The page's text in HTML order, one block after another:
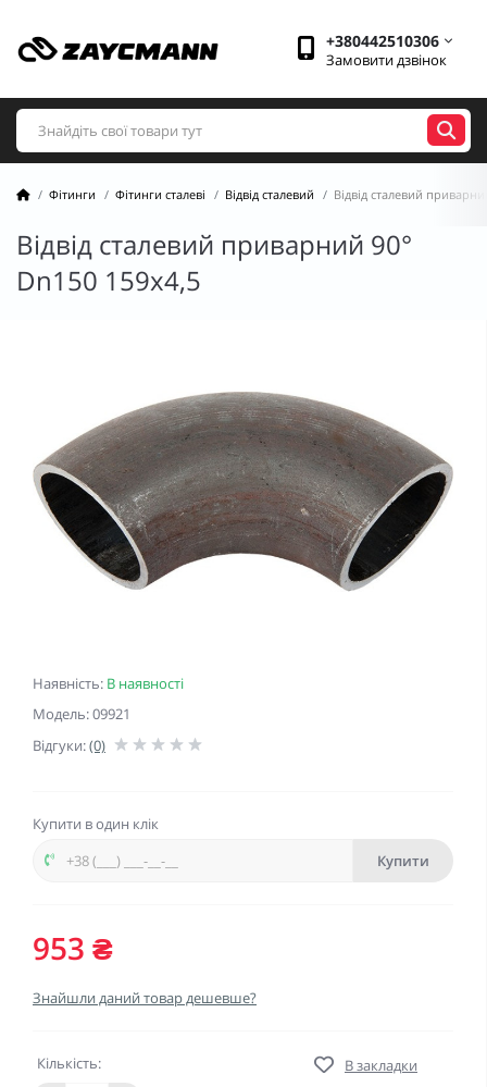
+380442510306
Замовити дзвінок
Фітинги Фітинги сталеві Відвід сталевий Відвід сталевий
Відвід сталевий приварний 90°
Dn150 159х4,5
Наявність: В наявності
Модель: 09921
Відгуки:(0)
Купити в один клік
Купити
953 ₴
Знайшли даний товар дешевше?
Кількість:
В закладки